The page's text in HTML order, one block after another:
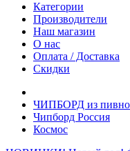
Категории
Производители
Наш магазин
О нас
Оплата / Доставка
Скидки
ЧИПБОРД из
Чипборд Россия
Космос